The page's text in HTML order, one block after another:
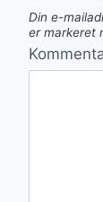
Din e-
er markeret